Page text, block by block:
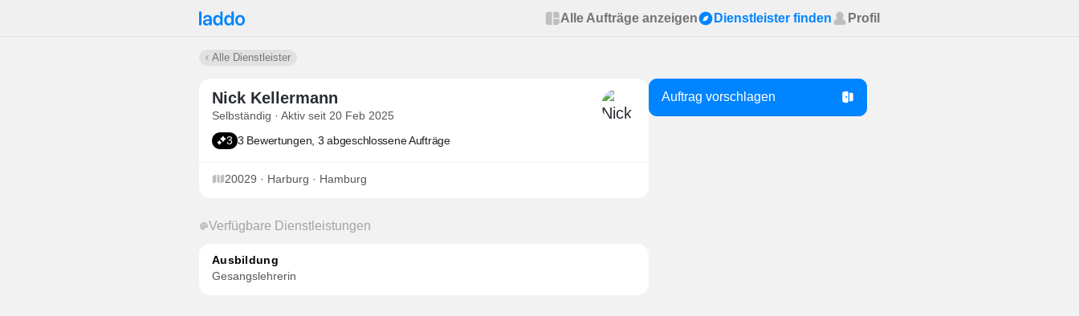
Alle Aufträge anzeigen Dienstleister finden Profil
Alle Dienstleister
Nick Kellermann
Selbständig · Aktiv seit 20 Feb 2025
3 3 Bewertungen, 3 abgeschlossene Aufträge
20029 · Harburg · Hamburg
Verfügbare Dienstleistungen
Ausbildung
Gesangslehrerin
Auftrag vorschlagen